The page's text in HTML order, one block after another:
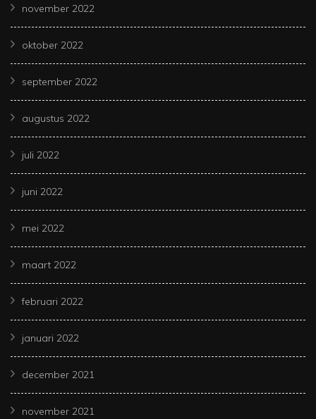
november 2022
oktober 2022
september 2022
augustus 2022
juli 2022
juni 2022
mei 2022
maart 2022
februari 2022
januari 2022
december 2021
november 2021